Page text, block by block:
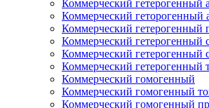
Коммерческий гетерогенный
Коммерческий геторогенный
Коммерческий гетерогенный
Коммерческий гетерогенный
Коммерческий гетерогенный
Коммерческий гетерогенный
Коммерческий гомогенный
Коммерческий гомогенный
Коммерческий гомогенный